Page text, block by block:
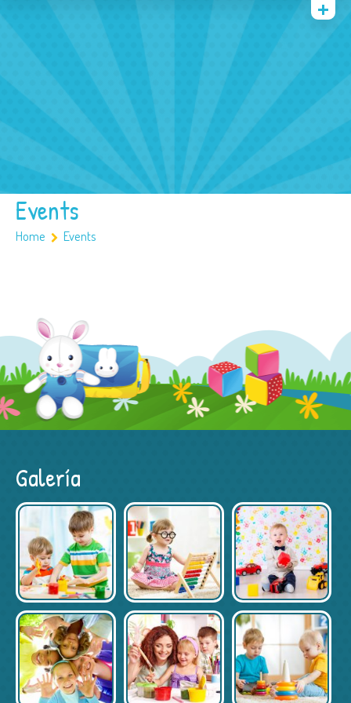
Quienes somos
Multimedia
Covid 19
Ubicación
Events
Home Events
Galería